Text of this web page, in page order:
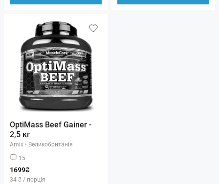
OptiMass Beef Gainer -
2,5 кг
Amix • Великобританія
15
1699₴
34 ₴ / порція